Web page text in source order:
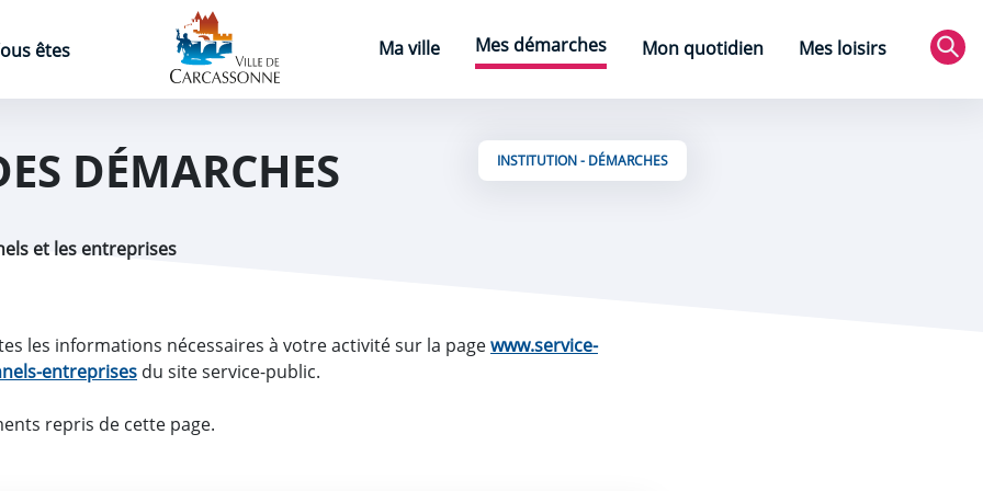
êtes
Page d'accueil
Ma ville
Mes démarches Mon quotidien
Mes loisirs
DÉMARCHES
et les entreprises
INSTITUTION - DÉMARCHES
les informations nécessaires à votre activité sur la pagewww.service-
entreprises du site service-public.
repris de cette page.